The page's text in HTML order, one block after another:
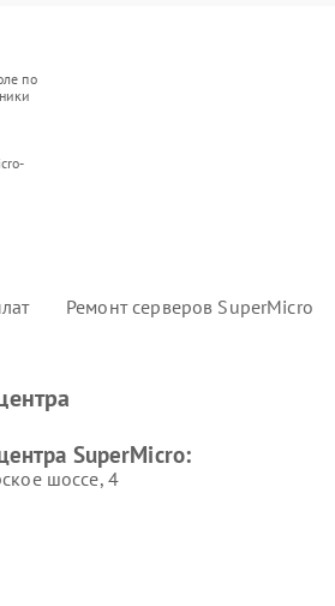
по
Ремонт серверов SuperMicro
SuperMicro:
шоссе, 4